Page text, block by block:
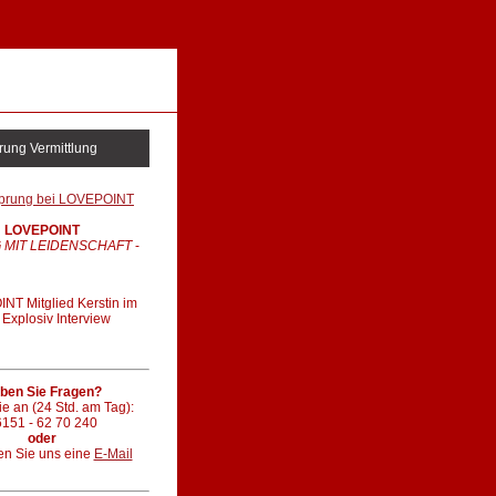
Vermittlung
LOVEPOINT
MIT LEIDENSCHAFT-
Mitglied Kerstin im
Explosiv Interview
Sie Fragen?
an (24 Std. am Tag):
- 62 70 240
oder
Sie uns eine E-Mail